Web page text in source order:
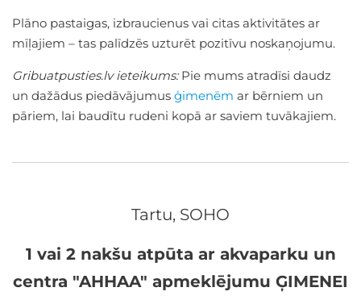
Plāno pastaigas, izbraucienus vai citas aktivitātes ar
mīļajiem – tas palīdzēs uzturēt pozitīvu noskaņojumu.
Gribuatpusties.lv ieteikums: Pie mums atradīsi daudz
un dažādus piedāvājumus ģimenēm ar bērniem un
pāriem, lai baudītu rudeni kopā ar saviem tuvākajiem.
Tartu, SOHO
1 vai 2 nakšu atpūta ar akvaparku un
centra "AHHAA" apmeklējumu ĢIMENEI